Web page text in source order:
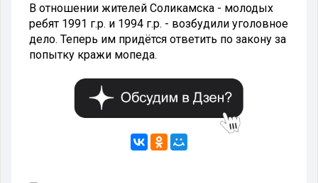
В отношении жителей Соликамска - молодых
ребят 1991 г.р. и 1994 г.р. - возбудили уголовное
дело. Теперь им придётся ответить по закону за
попытку кражи мопеда.